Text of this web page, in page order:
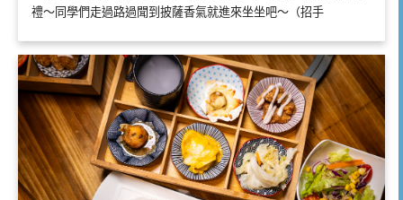
禮～同學們走過路過聞到披薩香氣就進來坐坐吧～（招手